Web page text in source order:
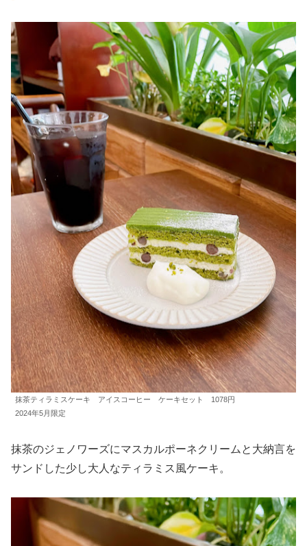
抹茶ティラミスケーキ アイスコーヒー ケーキセット 1078円
2024年5月限定
抹茶のジェノワーズにマスカルポーネクリームと大納言を
サンドした少し大人なティラミス風ケーキ。